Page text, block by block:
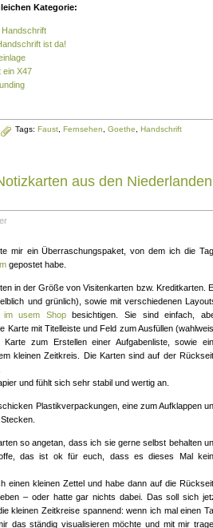
Kategorie:
Handschrift
ist da!
ein X47
Tags: Faust Fernsehen Goethe Handschrift
aus den Niederlanden
mir ein Überraschungspaket, von dem ich die
gepostet habe.
in der Größe von Visitenkarten bzw. Kreditkarten.
und grünlich), sowie mit verschiedenen
im usem Shopbesichtigen. Sie sind einfach,
Karte mit Titelleiste und Feld zum Ausfüllen
zum Erstellen einer Aufgabenliste, sowie
kleinen Zeitkreis. Die Karten sind auf der
und fühlt sich sehr stabil und wertig an.
Plastikverpackungen, eine zum Aufklappen
so angetan, dass ich sie gerne selbst behalten
das ist ok für euch, dass es dieses Mal
einen kleinen Zettel und habe dann auf die
– oder hatte gar nichts dabei. Das soll sich
kleinen Zeitkreise spannend: wenn ich mal einen
das ständig visualisieren möchte und mit mir